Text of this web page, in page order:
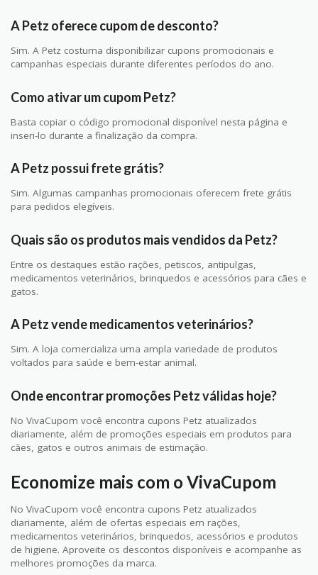
A Petz oferece cupom de desconto?
Sim. A Petz costuma disponibilizar cupons promocionais e
campanhas especiais durante diferentes períodos do ano.
Como ativar um cupom Petz?
Basta copiar o código promocional disponível nesta página e
inseri-lo durante a finalização da compra.
A Petz possui frete grátis?
Sim. Algumas campanhas promocionais oferecem frete grátis
para pedidos elegíveis.
Quais são os produtos mais vendidos da Petz?
Entre os destaques estão rações, petiscos, antipulgas,
medicamentos veterinários, brinquedos e acessórios para cães e
gatos.
A Petz vende medicamentos veterinários?
Sim. A loja comercializa uma ampla variedade de produtos
voltados para saúde e bem-estar animal.
Onde encontrar promoções Petz válidas hoje?
No VivaCupom você encontra cupons Petz atualizados
diariamente, além de promoções especiais em produtos para
cães, gatos e outros animais de estimação.
Economize mais com o VivaCupom
No VivaCupom você encontra cupons Petz atualizados
diariamente, além de ofertas especiais em rações,
medicamentos veterinários, brinquedos, acessórios e produtos
de higiene. Aproveite os descontos disponíveis e acompanhe as
melhores promoções da marca.